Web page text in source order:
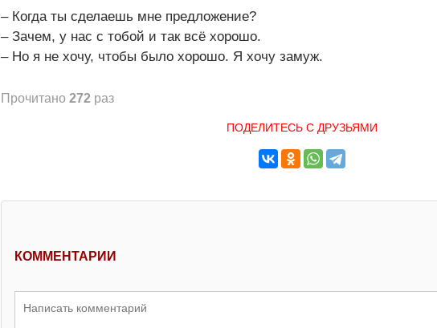
– Когда ты сделаешь мне предложение?
– Зачем, у нас с тобой и так всё хорошо.
– Но я не хочу, чтобы было хорошо. Я хочу замуж.
Прочитано 272 раз
ПОДЕЛИТЕСЬ С ДРУЗЬЯМИ
КОММЕНТАРИИ